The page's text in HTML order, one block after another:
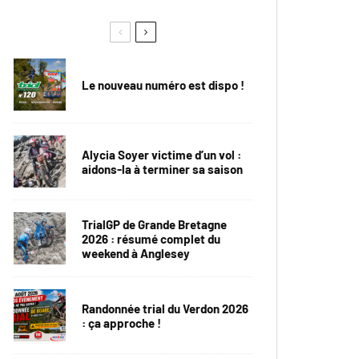
Le nouveau numéro est dispo !
Alycia Soyer victime d’un vol :
aidons-la à terminer sa saison
TrialGP de Grande Bretagne
2026 : résumé complet du
weekend à Anglesey
Randonnée trial du Verdon 2026
: ça approche !